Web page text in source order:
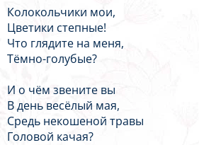
Колокольчики мои,
Цветики степные!
Что глядите на меня,
Тёмно-голубые?
И о чём звените вы
В день весёлый мая,
Средь некошеной травы
Головой качая?